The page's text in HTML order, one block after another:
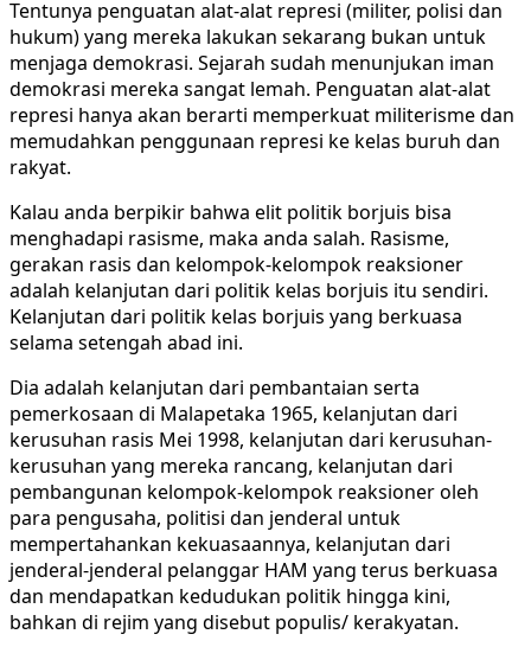
Tentunya penguatan alat-alat represi (militer, polisi dan
hukum) yang mereka lakukan sekarang bukan untuk
menjaga demokrasi. Sejarah sudah menunjukan iman
demokrasi mereka sangat lemah. Penguatan alat-alat
represi hanya akan berarti memperkuat militerisme dan
memudahkan penggunaan represi ke kelas buruh dan
rakyat.
Kalau anda berpikir bahwa elit politik borjuis bisa
menghadapi rasisme, maka anda salah. Rasisme,
gerakan rasis dan kelompok-kelompok reaksioner
adalah kelanjutan dari politik kelas borjuis itu sendiri.
Kelanjutan dari politik kelas borjuis yang berkuasa
selama setengah abad ini.
Dia adalah kelanjutan dari pembantaian serta
pemerkosaan di Malapetaka 1965, kelanjutan dari
kerusuhan rasis Mei 1998, kelanjutan dari kerusuhan-
kerusuhan yang mereka rancang, kelanjutan dari
pembangunan kelompok-kelompok reaksioner oleh
para pengusaha, politisi dan jenderal untuk
mempertahankan kekuasaannya, kelanjutan dari
jenderal-jenderal pelanggar HAM yang terus berkuasa
dan mendapatkan kedudukan politik hingga kini,
bahkan di rejim yang disebut populis/ kerakyatan.